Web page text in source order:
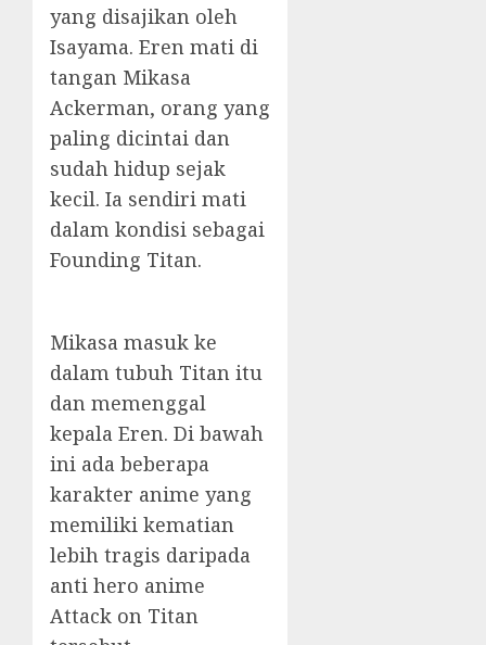
yang disajikan oleh
Isayama. Eren mati di
tangan Mikasa
Ackerman, orang yang
paling dicintai dan
sudah hidup sejak
kecil. Ia sendiri mati
dalam kondisi sebagai
Founding Titan.
Mikasa masuk ke
dalam tubuh Titan itu
dan memenggal
kepala Eren. Di bawah
ini ada beberapa
karakter anime yang
memiliki kematian
lebih tragis daripada
anti hero anime
Attack on Titan